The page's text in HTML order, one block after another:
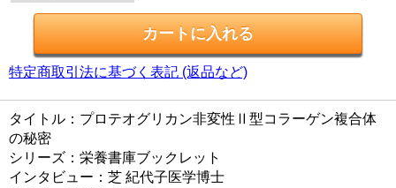
特定商取引法に基づく表記 (返品など)
タイトル：プロテオグリカン非変性Ⅱ型コラーゲン複合体
の秘密
シリーズ：栄養書庫ブックレット
インタビュー：芝 紀代子医学博士